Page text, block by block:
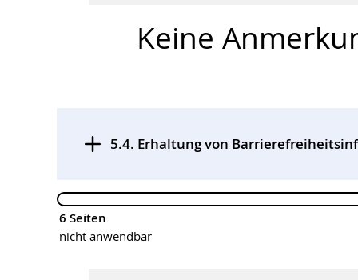
Keine
5.4. Erhaltung von
6 Seiten
nicht anwendbar